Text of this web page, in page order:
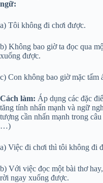
ngữ:
a) Tôi không đi chơi được.
b) Không bao giờ ta đọc qua
xuống được.
c) Con không bao giờ mặc tấm
Cách làm: Áp dụng các đặc
tăng tính nhấn mạnh và ngữ
tượng cần nhấn mạnh trong
…)
a) Việc đi chơi thì tôi không đi
b) Với việc đọc một bài thơ
rời ngay xuống được.